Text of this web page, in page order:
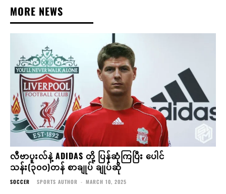
MORE NEWS
လီဗာပူးလ်နဲ့ ADIDAS တို့ ပြန်ဆုံကြပြီး ပေါင်
သန်း(၃၀၀)တန် စာချုပ် ချုပ်ဆို
SOCCER SPORTS AUTHOR - MARCH 10, 2025